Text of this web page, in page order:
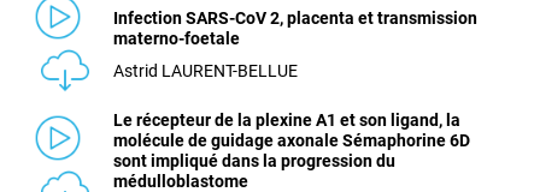
Infection SARS-CoV 2, placenta et transmission
materno-foetale
Astrid LAURENT-BELLUE
Le récepteur de la plexine A1 et son ligand, la
molécule de guidage axonale Sémaphorine 6D
sont impliqué dans la progression du
médulloblastome